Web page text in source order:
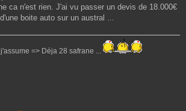
ca n'est rien. J'ai vu passer un devis de 18.000€
boite auto sur un austral ...
=> Déja 28 safrane ...